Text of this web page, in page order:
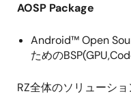
AOSP Package
Android™ Open
ための
RZ全体のソリューシ